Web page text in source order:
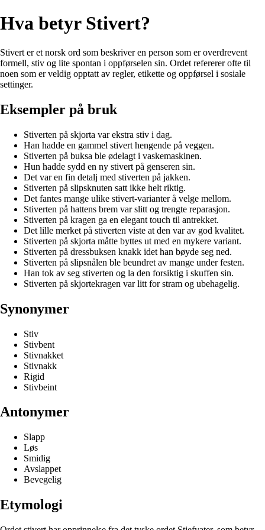
Hva betyr Stivert?
Stivert er et norsk ord som beskriver en person som er overdrevent
formell, stiv og lite spontan i oppførselen sin. Ordet refererer ofte til
noen som er veldig opptatt av regler, etikette og oppførsel i sosiale
settinger.
Eksempler på bruk
Stiverten på skjorta var ekstra stiv i dag.
Han hadde en gammel stivert hengende på veggen.
Stiverten på buksa ble ødelagt i vaskemaskinen.
Hun hadde sydd en ny stivert på genseren sin.
Det var en fin detalj med stiverten på jakken.
Stiverten på slipsknuten satt ikke helt riktig.
Det fantes mange ulike stivert-varianter å velge mellom.
Stiverten på hattens brem var slitt og trengte reparasjon.
Stiverten på kragen ga en elegant touch til antrekket.
Det lille merket på stiverten viste at den var av god kvalitet.
Stiverten på skjorta måtte byttes ut med en mykere variant.
Stiverten på dressbuksen knakk idet han bøyde seg ned.
Stiverten på slipsnålen ble beundret av mange under festen.
Han tok av seg stiverten og la den forsiktig i skuffen sin.
Stiverten på skjortekragen var litt for stram og ubehagelig.
Synonymer
Stiv
Stivbent
Stivnakket
Stivnakk
Rigid
Stivbeint
Antonymer
Slapp
Løs
Smidig
Avslappet
Bevegelig
Etymologi